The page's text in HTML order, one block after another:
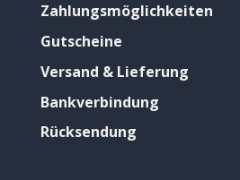
Zahlungsmöglichkeiten
Gutscheine
Versand & Lieferung
Bankverbindung
Rücksendung